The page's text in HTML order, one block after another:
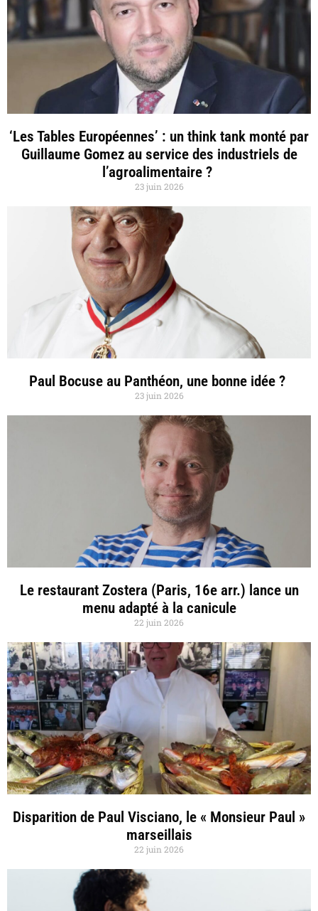
‘Les Tables Européennes’ : un think tank monté par
Guillaume Gomez au service des industriels de
l’agroalimentaire ?
23 juin 2026
Paul Bocuse au Panthéon, une bonne idée ?
23 juin 2026
Le restaurant Zostera (Paris, 16e arr.) lance un
menu adapté à la canicule
22 juin 2026
Disparition de Paul Visciano, le « Monsieur Paul »
marseillais
22 juin 2026